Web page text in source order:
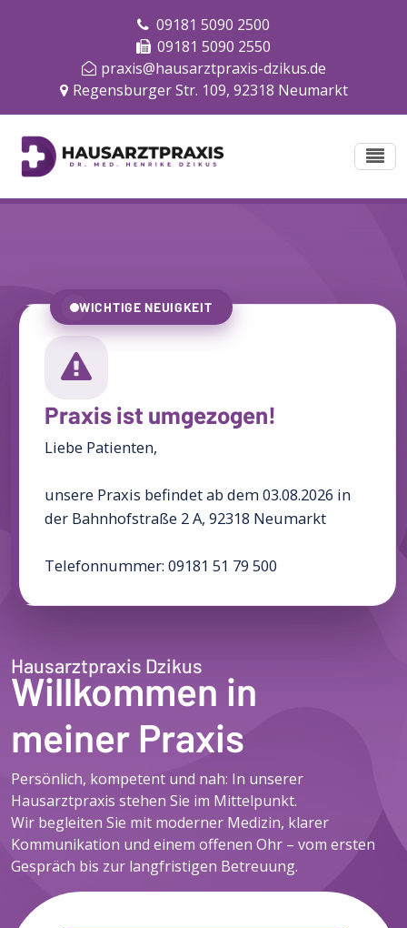
09181 5090 2500
09181 5090 2550
praxis@hausarztpraxis-dzikus.de
Regensburger Str. 109, 92318 Neumarkt
WICHTIGE NEUIGKEIT
Praxis ist umgezogen!
Liebe Patienten,
unsere Praxis befindet ab dem 03.08.2026 in
der Bahnhofstraße 2 A, 92318 Neumarkt
Telefonnummer: 09181 51 79 500
Hausarztpraxis Dzikus
Willkommen in
meiner Praxis
Persönlich, kompetent und nah: In unserer
Hausarztpraxis stehen Sie im Mittelpunkt.
Wir begleiten Sie mit moderner Medizin, klarer
Kommunikation und einem offenen Ohr – vom ersten
Gespräch bis zur langfristigen Betreuung.